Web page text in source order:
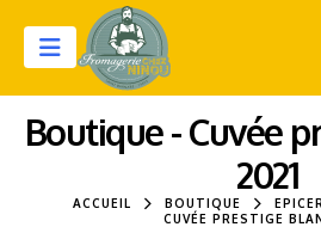
Boutique - Cuvée
2021
ACCUEIL BOUTIQUE
CUVÉE PRESTIGE